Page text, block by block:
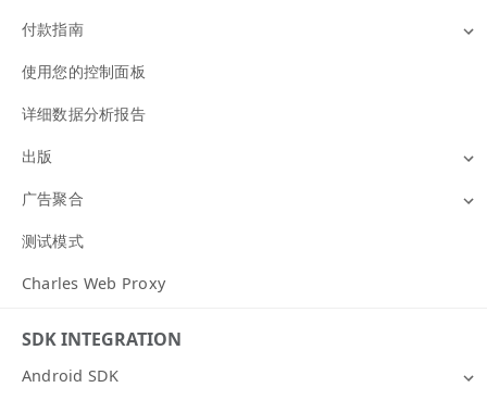
付款指南
使用您的控制面板
详细数据分析报告
出版
广告聚合
测试模式
Charles Web Proxy
SDK INTEGRATION
Android SDK